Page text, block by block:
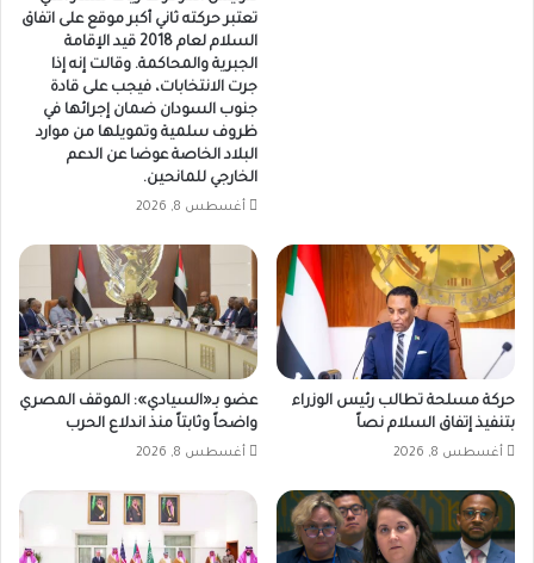
تعتبر حركته ثاني أكبر موقع على اتفاق
السلام لعام 2018 قيد الإقامة
الجبرية والمحاكمة. وقالت إنه إذا
جرت الانتخابات، فيجب على قادة
جنوب السودان ضمان إجرائها في
ظروف سلمية وتمويلها من موارد
البلاد الخاصة عوضا عن الدعم
الخارجي للمانحين.
أغسطس 8, 2026
حركة مسلحة تطالب رئيس الوزراء
بتنفيذ إتفاق السلام نصاً
أغسطس 8, 2026
عضو بـ«السيادي»: الموقف المصري
واضحاً وثابتاً منذ اندلاع الحرب
أغسطس 8, 2026